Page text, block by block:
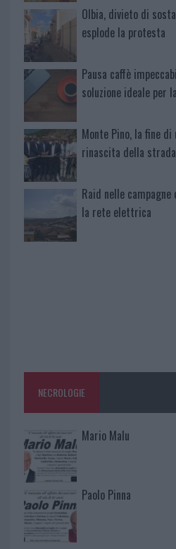
Olbia, divieto di
esplode la protesta
Pausa caffè
soluzione ideale per
Monte Pino, la fine
rinascita della
Raid nelle
la rete elettrica
NECROLOGIE
Mario Malu
Paolo Pinna